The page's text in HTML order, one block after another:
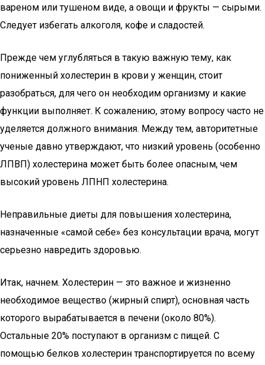
вареном или тушеном виде, а овощи и фрукты — сырыми.
Следует избегать алкоголя, кофе и сладостей.
Прежде чем углубляться в такую важную тему, как
пониженный холестерин в крови у женщин, стоит
разобраться, для чего он необходим организму и какие
функции выполняет. К сожалению, этому вопросу часто не
уделяется должного внимания. Между тем, авторитетные
ученые давно утверждают, что низкий уровень (особенно
ЛПВП) холестерина может быть более опасным, чем
высокий уровень ЛПНП холестерина.
Неправильные диеты для повышения холестерина,
назначенные «самой себе» без консультации врача, могут
серьезно навредить здоровью.
Итак, начнем. Холестерин — это важное и жизненно
необходимое вещество (жирный спирт), основная часть
которого вырабатывается в печени (около 80%).
Остальные 20% поступают в организм с пищей. С
помощью белков холестерин транспортируется по всему